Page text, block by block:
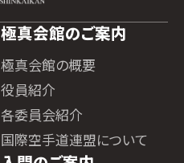
極真会館のご案内
極真会館の概要
役員紹介
各委員会紹介
国際空手道連盟について